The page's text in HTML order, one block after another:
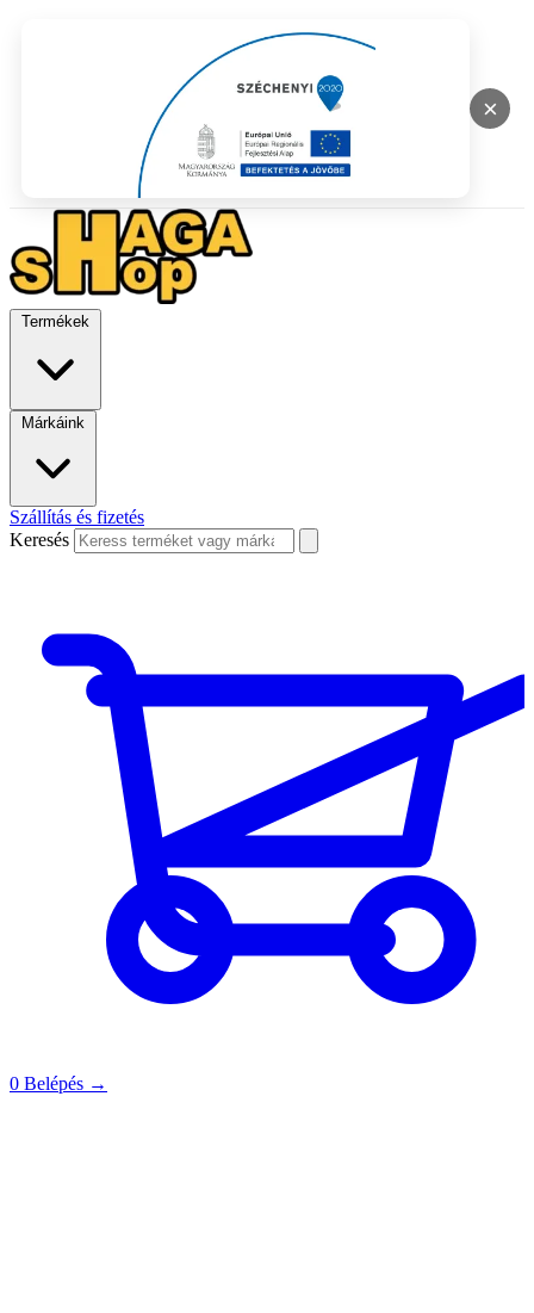
×
Termékek
Márkáink
Szállítás és fizetés
Keresés
0 Belépés →